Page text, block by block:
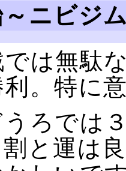
ニビジ
は無駄
。特に
うろでは
割と運は